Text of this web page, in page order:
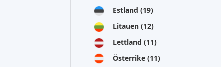
Estland (19)
Litauen (12)
Lettland (11)
Österrike (11)